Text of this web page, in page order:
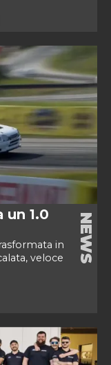
un 1.0
in
veloce
NEWS